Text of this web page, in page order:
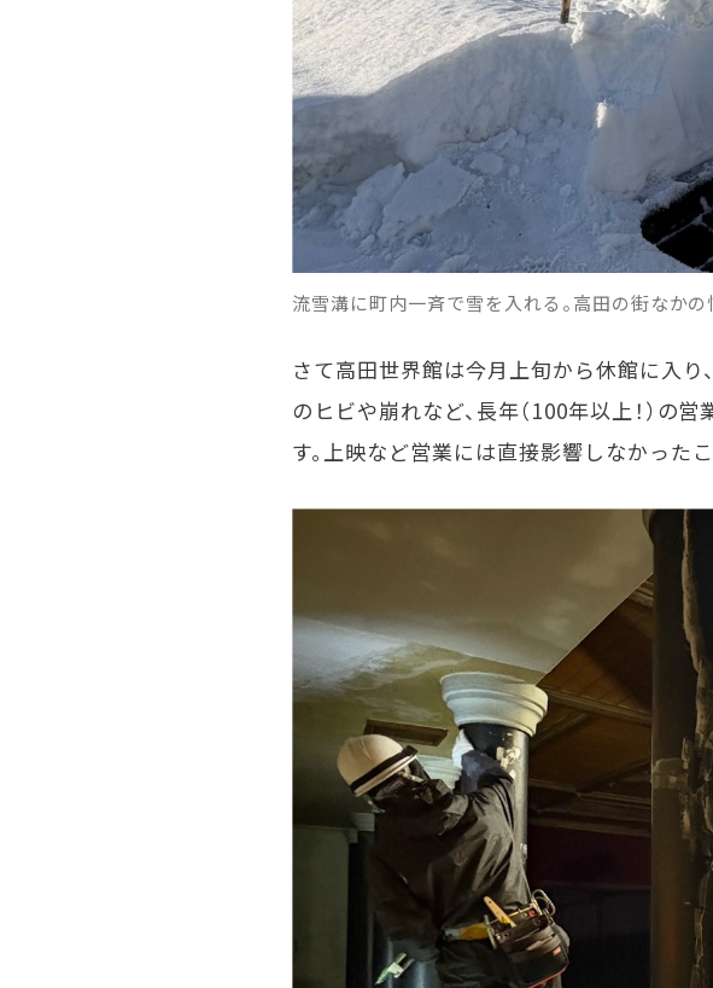
流雪溝に町内一斉で雪を入れる。高田の街なか
さて高田世界館は今月上旬から休館に入り
のヒビや崩れなど、長年（100年以上！）の
す。上映など営業には直接影響しなかった